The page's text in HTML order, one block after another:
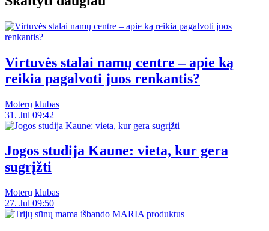
Virtuvės stalai namų centre – apie ką
reikia pagalvoti juos renkantis?
Moterų klubas
31. Jul 09:42
Jogos studija Kaune: vieta, kur gera
sugrįžti
Moterų klubas
27. Jul 09:50